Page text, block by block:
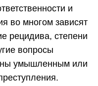
и
во многом зависят
рецидива, степени
вопросы
умышленным или